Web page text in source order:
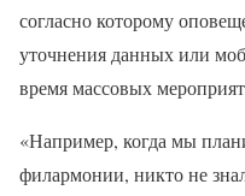
согласно которому
уточнения данных или
время массовых
«Например, когда мы
филармонии, никто не